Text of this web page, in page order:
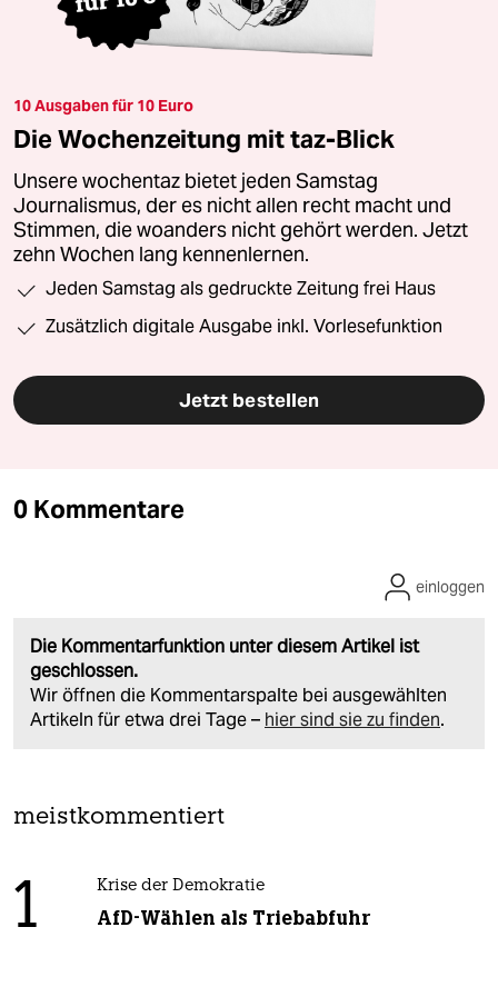
10 Ausgaben für 10 Euro
Die Wochenzeitung mit taz-Blick
Unsere wochentaz bietet jeden Samstag
Journalismus, der es nicht allen recht macht und
Stimmen, die woanders nicht gehört werden. Jetzt
zehn Wochen lang kennenlernen.
Jeden Samstag als gedruckte Zeitung frei Haus
Zusätzlich digitale Ausgabe inkl. Vorlesefunktion
Jetzt bestellen
0 Kommentare
Die Kommentarfunktion unter diesem Artikel ist
geschlossen.
Wir öffnen die Kommentarspalte bei ausgewählten
Artikeln für etwa drei Tage – hier sind sie zu finden.
einloggen
meistkommentiert
1 Krise der Demokratie
AfD-Wählen als Triebabfuhr